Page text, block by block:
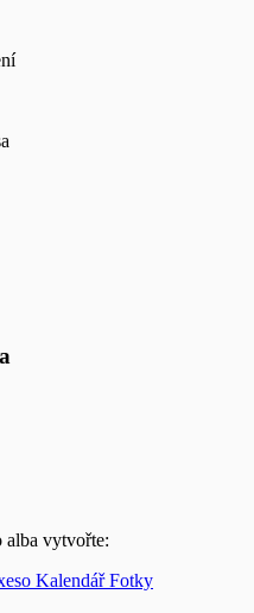
alba vytvořte:
KalendářFotky